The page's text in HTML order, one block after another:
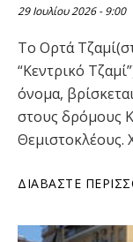
29 Ιουλίου 2026 9:00
Το Ορτά
“Κεντρικό
όνομα,
στους δρόμους
Θεμιστοκλέους.
ΔΙΑΒΆΣΤΕ